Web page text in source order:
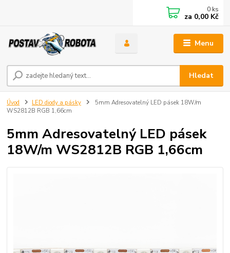
Menu
Hledat
0 ks
za 0,00 Kč
Úvod LED diody a pásky
5mm Adresovatelný LED pásek 18W/m
WS2812B RGB 1,66cm
5mm Adresovatelný LED pásek
18W/m WS2812B RGB 1,66cm